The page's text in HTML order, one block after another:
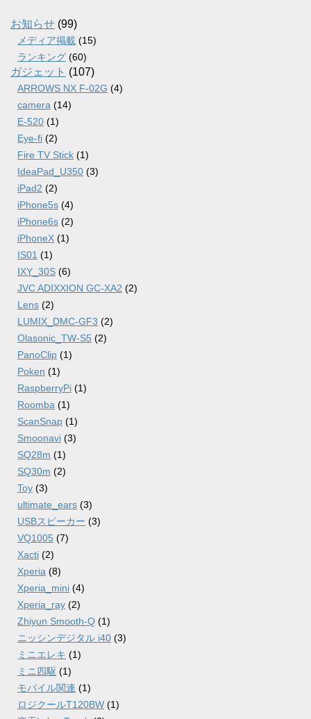
ブ
お知らせ (99)
メディア掲載 (15)
ランキング (60)
ガジェット (107)
ARROWS NX F-02G (4)
camera (14)
E-520 (1)
Eye-fi (2)
Fire TV Stick (1)
IdeaPad_U350 (3)
iPad2 (2)
iPhone5s (4)
iPhone6s (2)
iPhoneX (1)
IS01 (1)
IXY_30S (6)
JVC ADIXXION GC-XA2 (2)
Lens (2)
LUMIX_DMC-GF3 (2)
Olasonic_TW-S5 (2)
PanoClip (1)
Poken (1)
RaspberryPi (1)
Roomba (1)
ScanSnap (1)
Smoonavi (3)
SQ28m (1)
SQ30m (2)
Toy (3)
ultimate_ears (3)
USBスピーカー (3)
VQ1005 (7)
Xacti (2)
Xperia (8)
Xperia_mini (4)
Xperia_ray (2)
Zhiyun Smooth-Q (1)
ニッシンデジタル i40 (3)
ミニエレキ (1)
ミニ四駆 (1)
モバイル関連 (1)
ロジクールT120BW (1)